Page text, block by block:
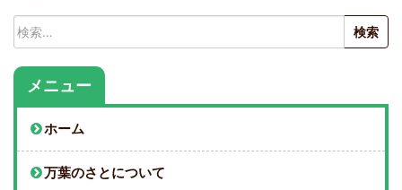
検
索:
メニュー
ホーム
万葉のさとについて